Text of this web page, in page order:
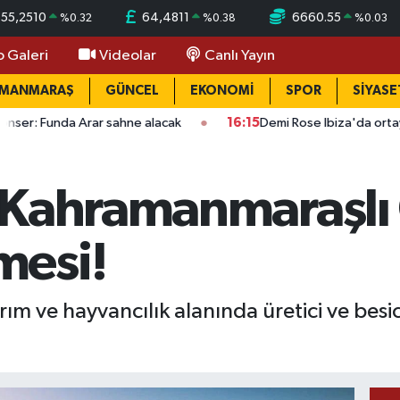
55,2510 %0.32 64,4811 %0.38 6660.55 %0.03
Galeri Videolar Canlı Yayın
GÜNCEL EKONOMİ SPOR
sahne alacak 16:15Demi Rose Ibiza'da ortaya çıktı: Son
ve hayvancılık alanında üretici ve